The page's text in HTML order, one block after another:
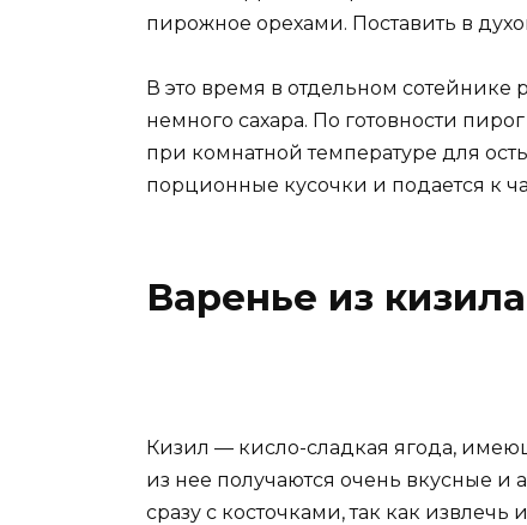
пирожное орехами. Поставить в
В это время в отдельном сотейнике
немного сахара. По готовности
при комнатной температуре для
порционные кусочки и подается к
Варенье из кизила
Кизил — кисло-сладкая ягода,
из нее получаются очень вкусные и
сразу с косточками, так как